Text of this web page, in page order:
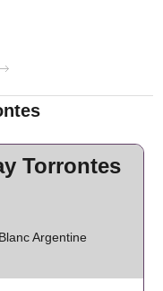
Torrontes
Argentine